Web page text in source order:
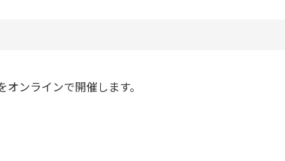
ンラインで開催します。